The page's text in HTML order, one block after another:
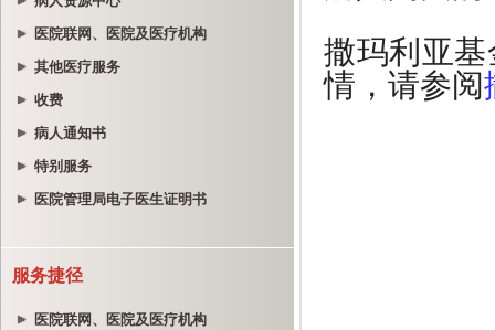
医院联网、医院及医疗机构
其他医疗服务
收费
病人通知书
特别服务
医院管理局电子医生证明书
服务捷径
医院联网、医院及医疗机构